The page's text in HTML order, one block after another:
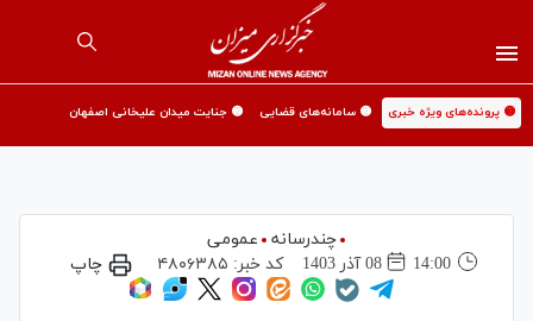
🟡 پرونده‌های ویژه خبری 🟡 سامانه‌های قضایی 🟡 جنایت میدان علیخانی اصفهان
چندرسانه
عمومی
14:00
08 آذر 1403 کد خبر: ۴۸۰۶۳۸۵ چاپ